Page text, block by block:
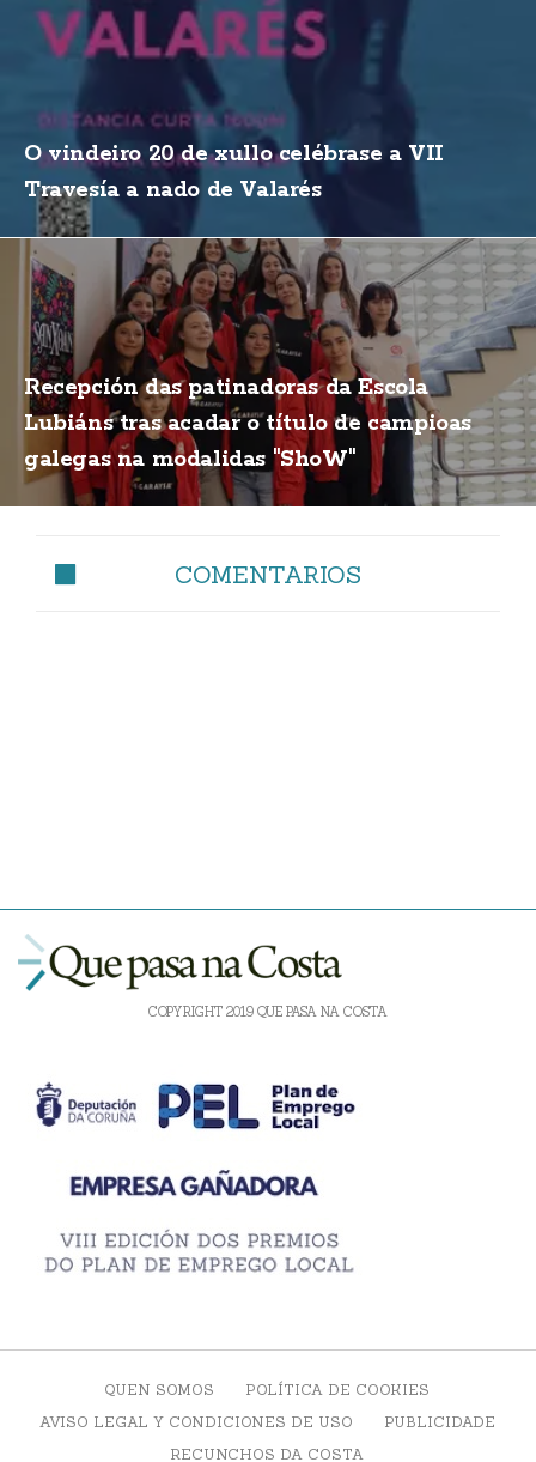
O vindeiro 20 de xullo celébrase a VII
Travesía a nado de Valarés
Recepción das patinadoras da Escola
Lubiáns tras acadar o título de campioas
galegas na modalidas "ShoW"
COMENTARIOS
COPYRIGHT 2019 QUE PASA NA COSTA
QUEN SOMOS
POLÍTICA DE COOKIES
AVISO LEGAL Y CONDICIONES DE USO
PUBLICIDADE
RECUNCHOS DA COSTA